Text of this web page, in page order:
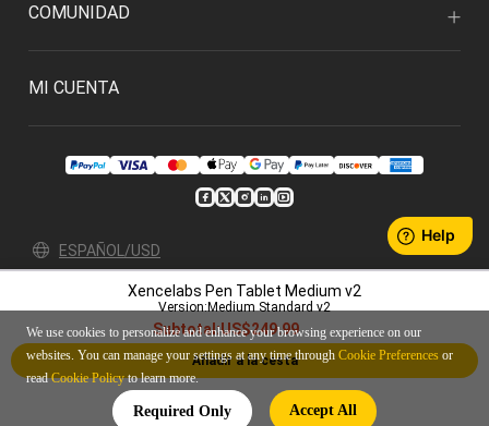
Xencelabs Pen Tablet Medium v2
Version:Medium Standard v2
Subtotal:US$249.99
Añadir a la cesta
COMUNIDAD
MI CUENTA
ESPAÑOL/USD
Política de privacidad
Condiciones de uso
© 2026 Xencelabs Technologies Ltd. All Rights Reserved.
We use cookies to personalize and enhance your browsing experience on our
websites. You can manage your settings at any time through Cookie Preferences or
readCookie Policyto learn more.
Required Only Accept All